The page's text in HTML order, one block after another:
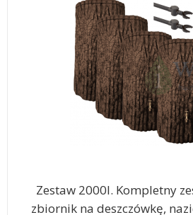
Zestaw 2000l. Kompletny
zbiornik na deszczówkę,